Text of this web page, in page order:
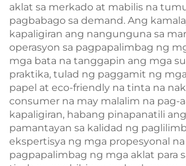
aklat sa merkado at mabilis na
pagbabago sa demand. Ang
kapaligiran ang nangunguna sa
operasyon sa pagpapalimbag ng
mga bata na tanggapin ang mga
praktika, tulad ng paggamit ng
papel at eco-friendly na tinta na
consumer na may malalim na pag-
kapaligiran, habang pinapanatili
pamantayan sa kalidad ng
ekspertisya ng mga propesyonal na
pagpapalimbag ng mga aklat para